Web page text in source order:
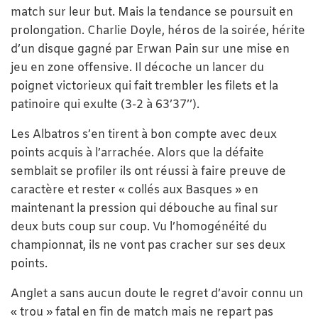
match sur leur but. Mais la tendance se poursuit en
prolongation. Charlie Doyle, héros de la soirée, hérite
d’un disque gagné par Erwan Pain sur une mise en
jeu en zone offensive. Il décoche un lancer du
poignet victorieux qui fait trembler les filets et la
patinoire qui exulte (3-2 à 63’37’’).
Les Albatros s’en tirent à bon compte avec deux
points acquis à l’arrachée. Alors que la défaite
semblait se profiler ils ont réussi à faire preuve de
caractère et rester « collés aux Basques » en
maintenant la pression qui débouche au final sur
deux buts coup sur coup. Vu l’homogénéité du
championnat, ils ne vont pas cracher sur ses deux
points.
Anglet a sans aucun doute le regret d’avoir connu un
« trou » fatal en fin de match mais ne repart pas